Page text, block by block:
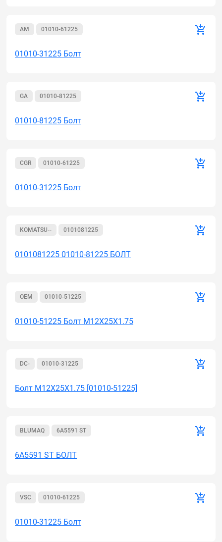
AM 01010-61225
01010-31225 Болт
GA 01010-81225
01010-81225 Болт
CGR 01010-61225
01010-31225 Болт
KOMATSU-- 0101081225
0101081225 01010-81225 БОЛТ
OEM 01010-51225
01010-51225 Болт M12X25X1.75
DC- 01010-31225
Болт M12X25X1.75 [01010-51225]
BLUMAQ 6A5591 ST
6A5591 ST БОЛТ
VSC 01010-61225
01010-31225 Болт